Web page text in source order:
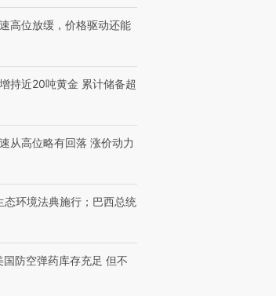
长拱下台
飞地休达
意思的生活方式·第三对
住三大增长引擎是什么？
高位放缓，价格驱动还能
持近20吨黄金 累计储备超
从高位略有回落 涨价动力
态环境法典施行；巴西总统
国防空弹药库存充足 但不